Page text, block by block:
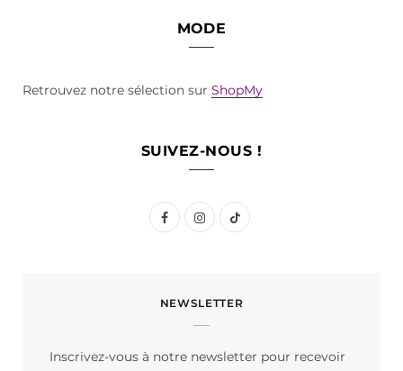
MODE
Retrouvez notre sélection sur ShopMy
SUIVEZ-NOUS !
F
e
I
t
T
T
NEWSLETTER
Inscrivez-vous à notre newsletter pour recevoir